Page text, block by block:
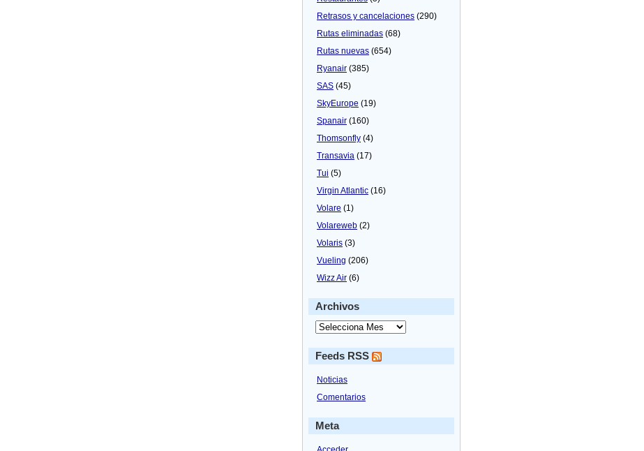
Retrasos y cancelaciones (290)
Rutas eliminadas (68)
Rutas nuevas (654)
Ryanair (385)
SAS (45)
SkyEurope (19)
Spanair (160)
Thomsonfly (4)
Transavia (17)
Tui (5)
Virgin Atlantic (16)
Volare (1)
Volareweb (2)
Volaris (3)
Vueling (206)
Wizz Air (6)
Archivos
Feeds RSS
Noticias
Comentarios
Meta